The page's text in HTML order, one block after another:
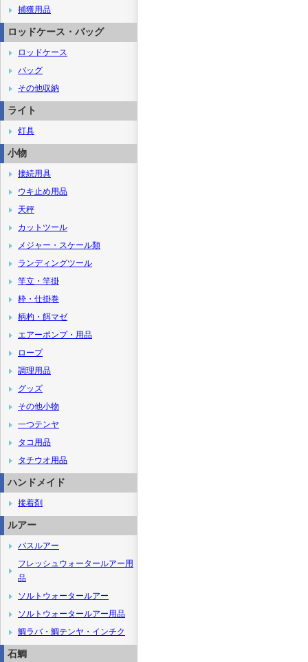
捕獲用品
ロッドケース・バッグ
ロッドケース
バッグ
その他収納
ライト
灯具
小物
接続用具
ウキ止め用品
天秤
カットツール
メジャー・スケール類
ランディングツール
竿立・竿掛
枠・仕掛巻
柄杓・餌マゼ
エアーポンプ・用品
ロープ
調理用品
グッズ
その他小物
一つテンヤ
タコ用品
タチウオ用品
ハンドメイド
接着剤
ルアー
バスルアー
フレッシュウォータールアー用
品
ソルトウォータールアー
ソルトウォータールアー用品
鯛ラバ・鯛テンヤ・インチク
石鯛